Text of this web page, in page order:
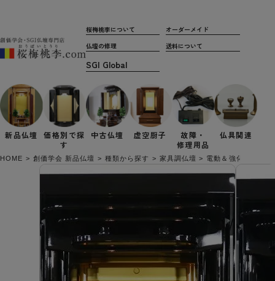
桜梅桃李について
オーダーメイド
仏壇の修理
送料について
新品仏壇 価格別で探
す
中古仏壇 虚空厨子
故障・
修理用品
仏具関連
HOME 創価学会 新品仏壇 種類から探す 家具調仏壇 電動＆強化ガラス厨